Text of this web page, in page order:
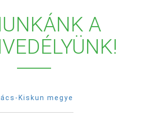
A
Kiskun megye